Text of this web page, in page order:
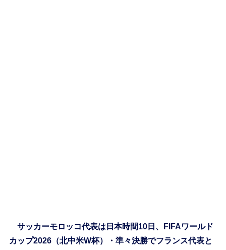
サッカーモロッコ代表は日本時間10日、FIFAワールド
カップ2026（北中米W杯）・準々決勝でフランス代表と